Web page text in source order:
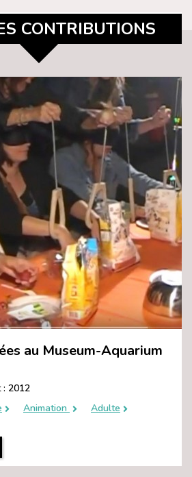
CONTRIBUTIONS
au Museum-Aquarium
: 2012
Animation Adulte